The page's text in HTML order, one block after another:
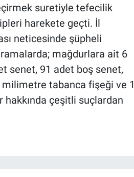
suretiyle tefecilik
harekete geçti. İl
neticesinde şüpheli
mağdurlara ait 6
senet, 91 adet boş senet,
tabanca fişeği ve 1
çeşitli suçlardan